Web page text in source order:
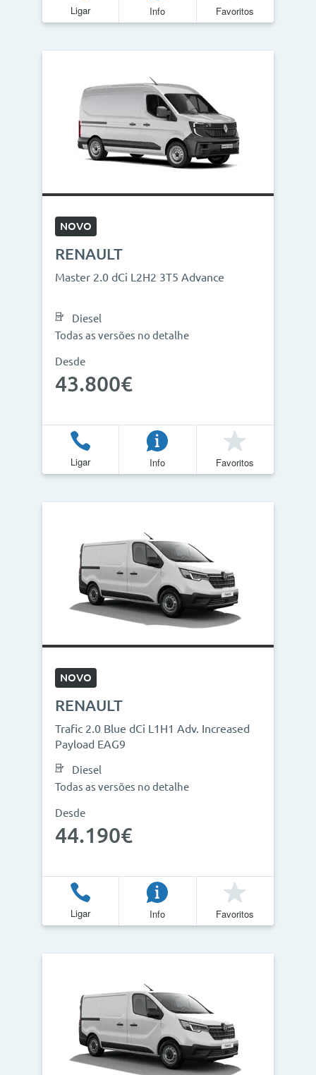
Ligar Info Favoritos
NOVO
RENAULT
Master 2.0 dCi L2H2 3T5 Advance
Diesel
Todas as versões no detalhe
Desde
43.800€
Ligar Info Favoritos
NOVO
RENAULT
Trafic 2.0 Blue dCi L1H1 Adv. Increased
Payload EAG9
Diesel
Todas as versões no detalhe
Desde
44.190€
Ligar Info Favoritos